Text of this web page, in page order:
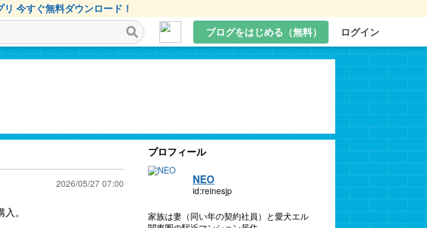
今すぐ無料ダウンロード！
ブログをはじめる（無料）
ログイン
2026/05/27 07:00
。
プロフィール
NEO
id:reinesjp
家族は妻（同い年の契約社員）と愛犬エル